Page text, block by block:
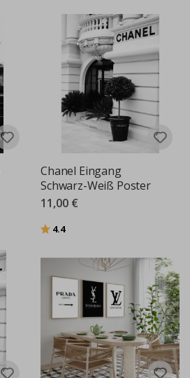
Chanel Eingang
Schwarz-Weiß Poster
11,00 €
Bewertung:
4.4von 5 Sternen